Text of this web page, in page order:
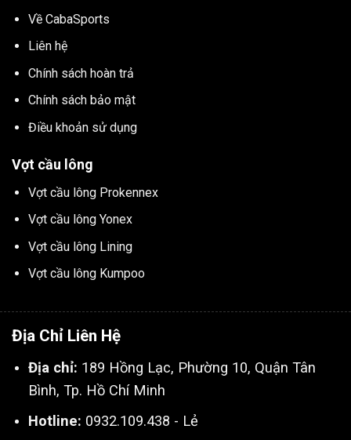
Về CabaSports
Liên hệ
Chính sách hoàn trả
Chính sách bảo mật
Điều khoản sử dụng
Vợt cầu lông
Vợt cầu lông Prokennex
Vợt cầu lông Yonex
Vợt cầu lông Lining
Vợt cầu lông Kumpoo
Địa Chỉ Liên Hệ
Địa chỉ: 189 Hồng Lạc, Phường 10, Quận Tân
Bình, Tp. Hồ Chí Minh
Hotline: 0932.109.438 - Lẻ